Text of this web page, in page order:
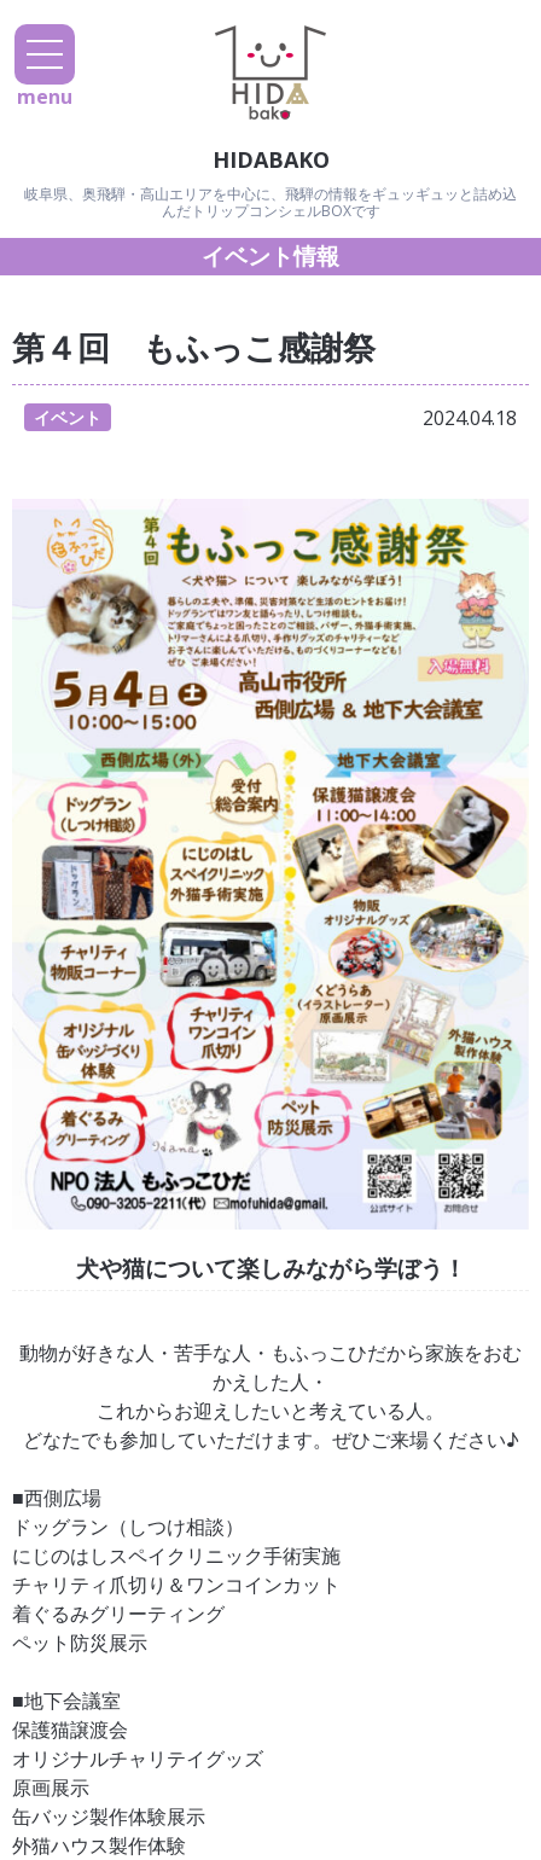
HIDABAKO
岐阜県、奥飛騨・高山エリアを中心に、飛騨の情報をギュッギュッと詰め込
んだトリップコンシェルBOXです
menu
イベント情報
第４回 もふっこ感謝祭
イベント 2024.04.18
犬や猫について楽しみながら学ぼう！
動物が好きな人・苦手な人・もふっこひだから家族をおむ
かえした人・
これからお迎えしたいと考えている人。
どなたでも参加していただけます。ぜひご来場ください♪
■西側広場
ドッグラン（しつけ相談）
にじのはしスペイクリニック手術実施
チャリティ爪切り＆ワンコインカット
着ぐるみグリーティング
ペット防災展示
■地下会議室
保護猫譲渡会
オリジナルチャリテイグッズ
原画展示
缶バッジ製作体験展示
外猫ハウス製作体験